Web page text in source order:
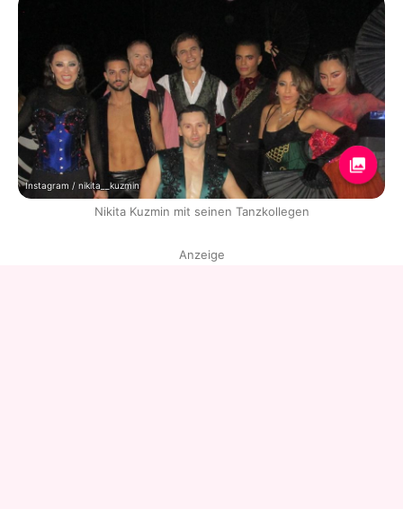
Instagram / nikita__kuzmin
Nikita Kuzmin mit seinen Tanzkollegen
Anzeige